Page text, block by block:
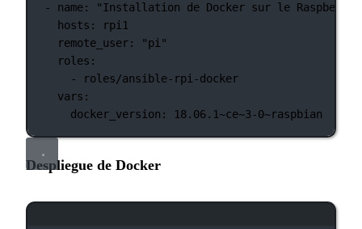
-
name:
"Installation de Docker sur le Raspberry
hosts:
rpi1
remote_user:
"pi"
roles:
-
roles/ansible-rpi-docker
vars:
docker_version:
18.06.1~ce~3-0~raspbian
Despliegue de Docker